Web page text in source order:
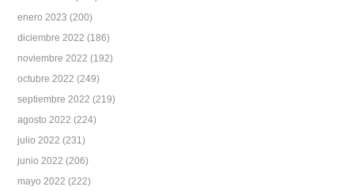
enero 2023 (200)
diciembre 2022 (186)
noviembre 2022 (192)
octubre 2022 (249)
septiembre 2022 (219)
agosto 2022 (224)
julio 2022 (231)
junio 2022 (206)
mayo 2022 (222)